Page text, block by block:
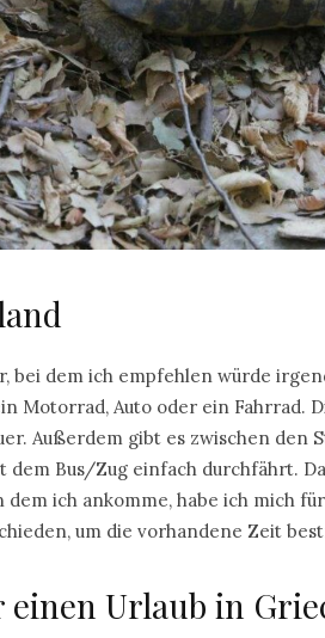
bei dem ich empfehlen würde
Motorrad, Auto oder ein Fahrrad.
Außerdem gibt es zwischen den
dem Bus/Zug einfach durchfährt.
ich ankomme, habe ich mich
um die vorhandene Zeit
Urlaub in